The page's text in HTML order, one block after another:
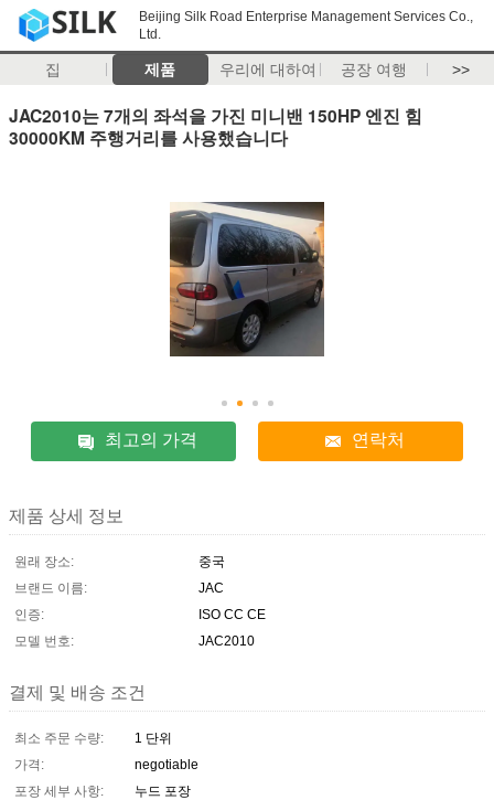
Beijing Silk Road Enterprise Management Services Co.,
Ltd.
집 제품 우리에 대하여 공장 여행 >>
JAC2010는 7개의 좌석을 가진 미니밴 150HP 엔진 힘
30000KM 주행거리를 사용했습니다
최고의 가격 연락처
제품 상세 정보
원래 장소:
중국
브랜드 이름:
JAC
인증:
ISO CC CE
모델 번호:
JAC2010
결제 및 배송 조건
최소 주문 수량:
1 단위
가격:
negotiable
포장 세부 사항:
누드 포장